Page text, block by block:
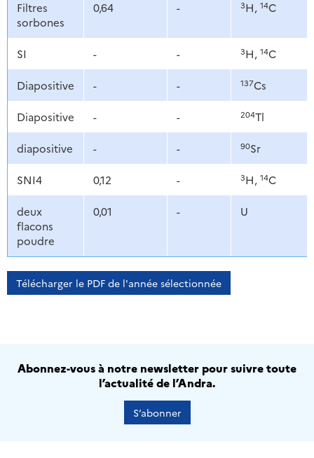
Filtres
sorbones
0,64 - 3H, 14C
SI - - 3H, 14C
Diapositive - - 137Cs
Diapositive - - 204Tl
diapositive - - 90Sr
SNI4 0,12 - 3H, 14C
deux
flacons
poudre
0,01 - U
Télécharger le PDF de l'année sélectionnée
Abonnez-vous à notre newsletter pour suivre toute
l’actualité de l’Andra.
S’abonner